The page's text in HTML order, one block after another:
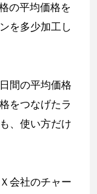
の平均価格を
を多少加工し
間の平均価格
をつなげたラ
、使い方だけ
会社のチャー